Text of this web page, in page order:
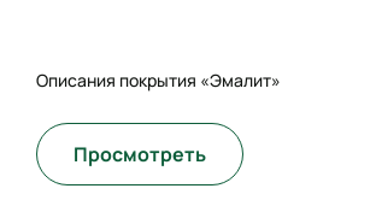
Описания покрытия «Эмалит»
Просмотреть